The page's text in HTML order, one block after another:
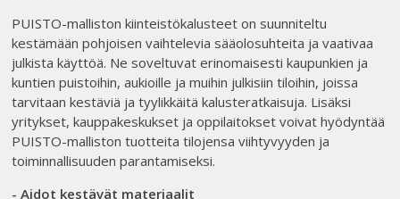
PUISTO-malliston kiinteistökalusteet on suunniteltu
kestämään pohjoisen vaihtelevia sääolosuhteita ja vaativaa
julkista käyttöä. Ne soveltuvat erinomaisesti kaupunkien ja
kuntien puistoihin, aukioille ja muihin julkisiin tiloihin, joissa
tarvitaan kestäviä ja tyylikkäitä kalusteratkaisuja. Lisäksi
yritykset, kauppakeskukset ja oppilaitokset voivat hyödyntää
PUISTO-malliston tuotteita tilojensa viihtyvyyden ja
toiminnallisuuden parantamiseksi.
- Aidot kestävät materiaalit